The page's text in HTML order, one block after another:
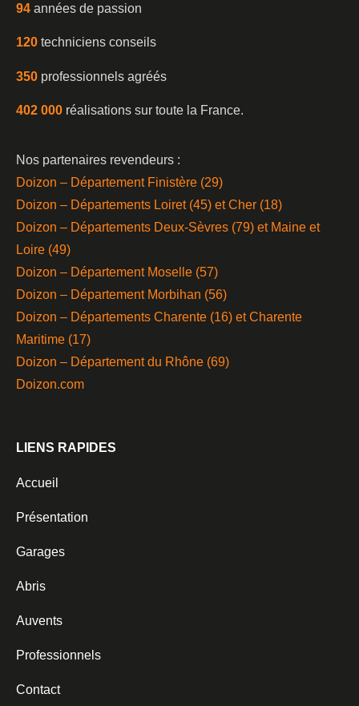
94 années de passion
120 techniciens conseils
350 professionnels agréés
402 000 réalisations sur toute la France.
Nos partenaires revendeurs :
Doizon – Département Finistère (29)
Doizon – Départements Loiret (45) et Cher (18)
Doizon – Départements Deux-Sèvres (79) et Maine et
Loire (49)
Doizon – Département Moselle (57)
Doizon – Département Morbihan (56)
Doizon – Départements Charente (16) et Charente
Maritime (17)
Doizon – Département du Rhône (69)
Doizon.com
LIENS RAPIDES
Accueil
Présentation
Garages
Abris
Auvents
Professionnels
Contact